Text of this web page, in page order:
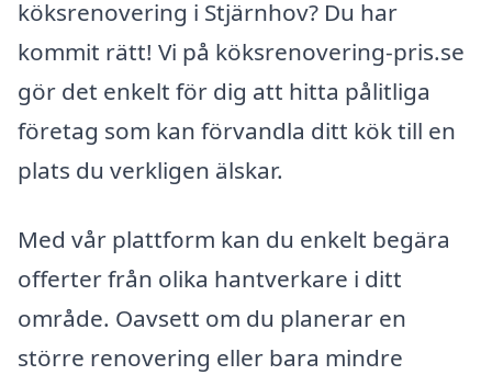
köksrenovering i Stjärnhov? Du har
kommit rätt! Vi på köksrenovering-pris.se
gör det enkelt för dig att hitta pålitliga
företag som kan förvandla ditt kök till en
plats du verkligen älskar.
Med vår plattform kan du enkelt begära
offerter från olika hantverkare i ditt
område. Oavsett om du planerar en
större renovering eller bara mindre